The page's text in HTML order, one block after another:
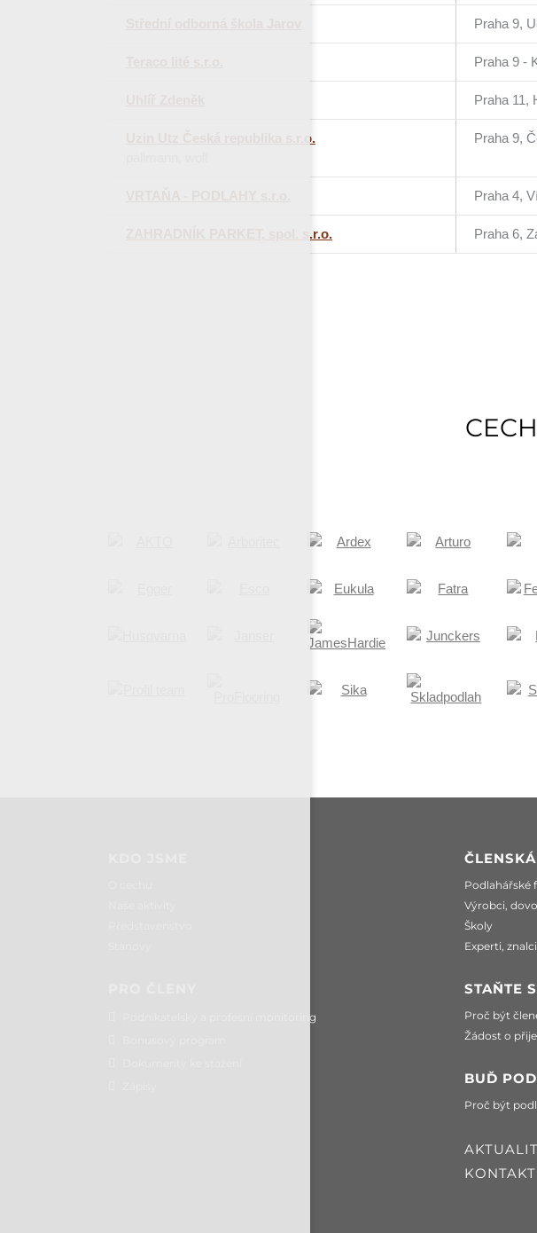
Praha 9,
Praha 9 -
Praha 11,
Uzin Utz Česká republika s.r.o.
Praha 9,
Praha 4,
ZAHRADNÍK PARKET, spol. s.r.o. Praha 6,
Podnikatelský a profesní monitoring
Podlahářské
Výrobci,
Školy
Experti,
STAŇTE
Proč být
Žádost o
BUĎ
Proč být
KONTAKT